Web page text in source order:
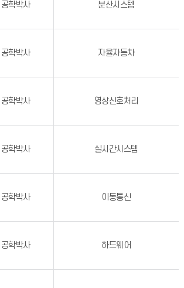
공학박사 분산시스템
공학박사 자율자동차
공학박사 영상신호처리
공학박사 실시간시스템
공학박사 이동통신
공학박사 하드웨어